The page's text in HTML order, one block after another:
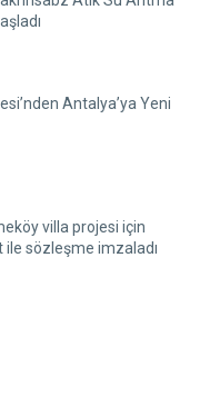
Antalya’ya Yeni
villa projesi için
sözleşme imzaladı